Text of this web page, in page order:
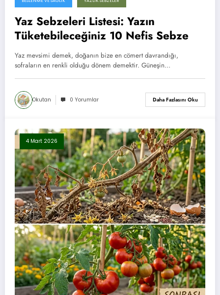
Yaz Sebzeleri Listesi: Yazın
Tüketebileceğiniz 10 Nefis Sebze
Yaz mevsimi demek, doğanın bize en cömert davrandığı,
sofraların en renkli olduğu dönem demektir. Güneşin…
Okutan 0 Yorumlar Daha Fazlasını Oku
4 Mart 2026